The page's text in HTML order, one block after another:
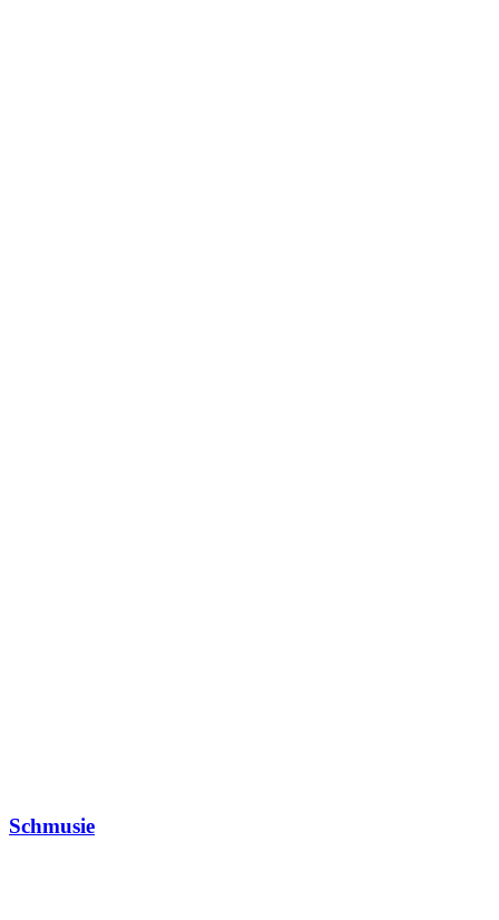
Schmusie